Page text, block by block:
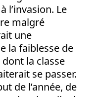
l’invasion. Le
malgré
une
la faiblesse de
la classe
se passer.
de l’année, de